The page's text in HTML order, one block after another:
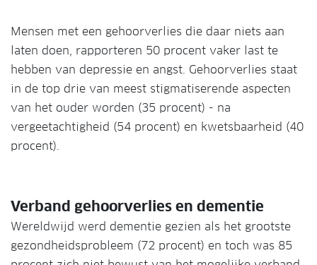
Mensen met een gehoorverlies die daar niets aan
laten doen, rapporteren 50 procent vaker last te
hebben van depressie en angst. Gehoorverlies staat
in de top drie van meest stigmatiserende aspecten
van het ouder worden (35 procent) - na
vergeetachtigheid (54 procent) en kwetsbaarheid (40
procent).
Verband gehoorverlies en dementie
Wereldwijd werd dementie gezien als het grootste
gezondheidsprobleem (72 procent) en toch was 85